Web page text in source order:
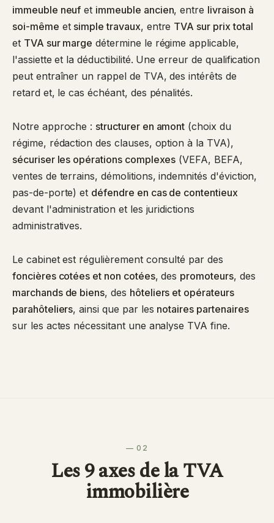
immeuble neuf et immeuble ancien, entre livraison à
soi-même et simple travaux, entre TVA sur prix total
et TVA sur marge détermine le régime applicable,
l'assiette et la déductibilité. Une erreur de qualification
peut entraîner un rappel de TVA, des intérêts de
retard et, le cas échéant, des pénalités.
Notre approche : structurer en amont (choix du
régime, rédaction des clauses, option à la TVA),
sécuriser les opérations complexes (VEFA, BEFA,
ventes de terrains, démolitions, indemnités d'éviction,
pas-de-porte) et défendre en cas de contentieux
devant l'administration et les juridictions
administratives.
Le cabinet est régulièrement consulté par des
foncières cotées et non cotées, des promoteurs, des
marchands de biens, des hôteliers et opérateurs
parahôteliers, ainsi que par les notaires partenaires
sur les actes nécessitant une analyse TVA fine.
— 02
Les 9 axes de la TVA
immobilière